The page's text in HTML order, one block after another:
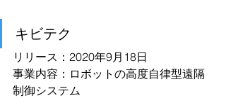
キビテク
リリース：2020年9月18日
事業内容：ロボットの高度自律型遠隔
制御システム